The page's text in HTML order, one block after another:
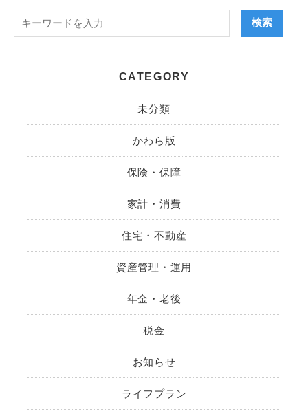
CATEGORY
未分類
かわら版
保険・保障
家計・消費
住宅・不動産
資産管理・運用
年金・老後
税金
お知らせ
ライフプラン